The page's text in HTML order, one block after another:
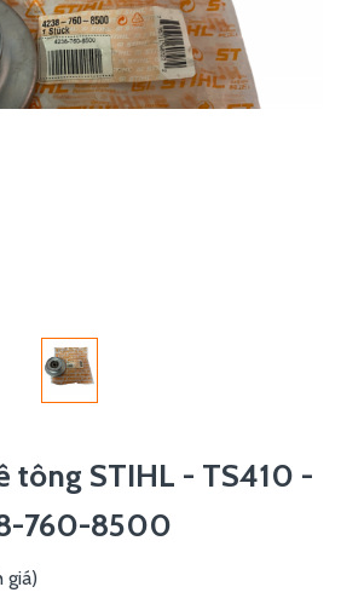
tông STIHL - TS410 -
760-8500
giá)